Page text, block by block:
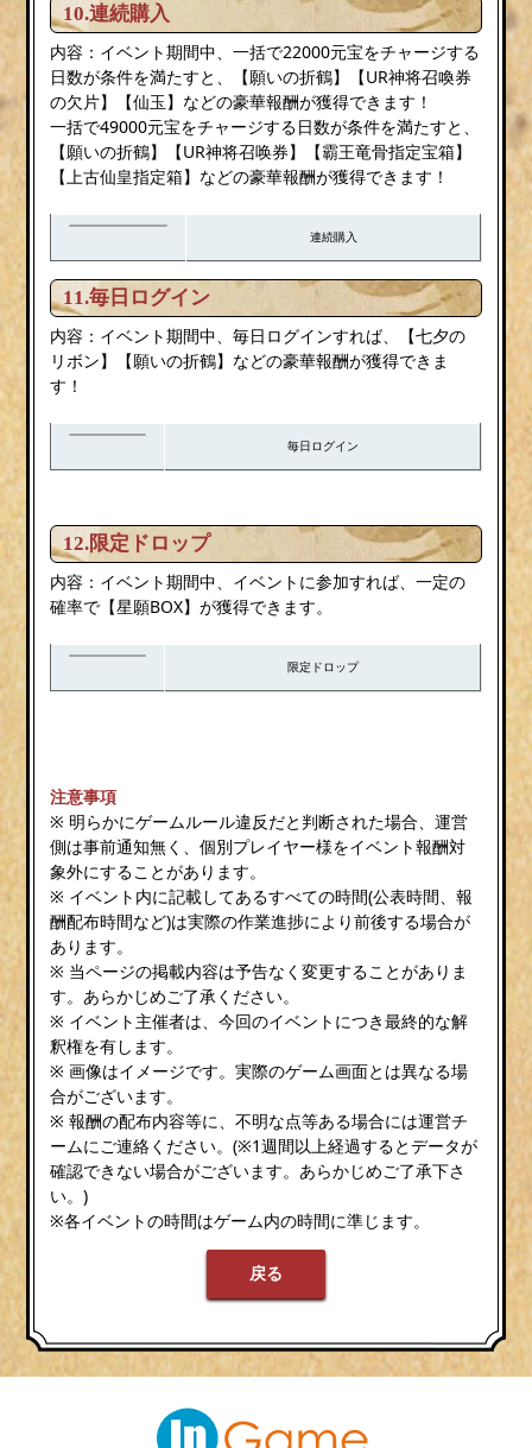
10.連続購入
内容：イベント期間中、一括で22000元宝をチャージする
日数が条件を満たすと、【願いの折鶴】【UR神将召喚券
の欠片】【仙玉】などの豪華報酬が獲得できます！
一括で49000元宝をチャージする日数が条件を満たすと、
【願いの折鶴】【UR神将召唤券】【霸王竜骨指定宝箱】
【上古仙皇指定箱】などの豪華報酬が獲得できます！
連続購入
11.毎日ログイン
内容：イベント期間中、毎日ログインすれば、【七夕の
リボン】【願いの折鶴】などの豪華報酬が獲得できま
す！
毎日ログイン
12.限定ドロップ
内容：イベント期間中、イベントに参加すれば、一定の
確率で【星願BOX】が獲得できます。
限定ドロップ
注意事項
※ 明らかにゲームルール違反だと判断された場合、運営
側は事前通知無く、個別プレイヤー様をイベント報酬対
象外にすることがあります。
※ イベント内に記載してあるすべての時間(公表時間、報
酬配布時間など)は実際の作業進捗により前後する場合が
あります。
※ 当ページの掲載内容は予告なく変更することがありま
す。あらかじめご了承ください。
※ イベント主催者は、今回のイベントにつき最終的な解
釈権を有します。
※ 画像はイメージです。実際のゲーム画面とは異なる場
合がございます。
※ 報酬の配布内容等に、不明な点等ある場合には運営チ
ームにご連絡ください。(※1週間以上経過するとデータが
確認できない場合がございます。あらかじめご了承下さ
い。)
※各イベントの時間はゲーム内の時間に準じます。
戻る